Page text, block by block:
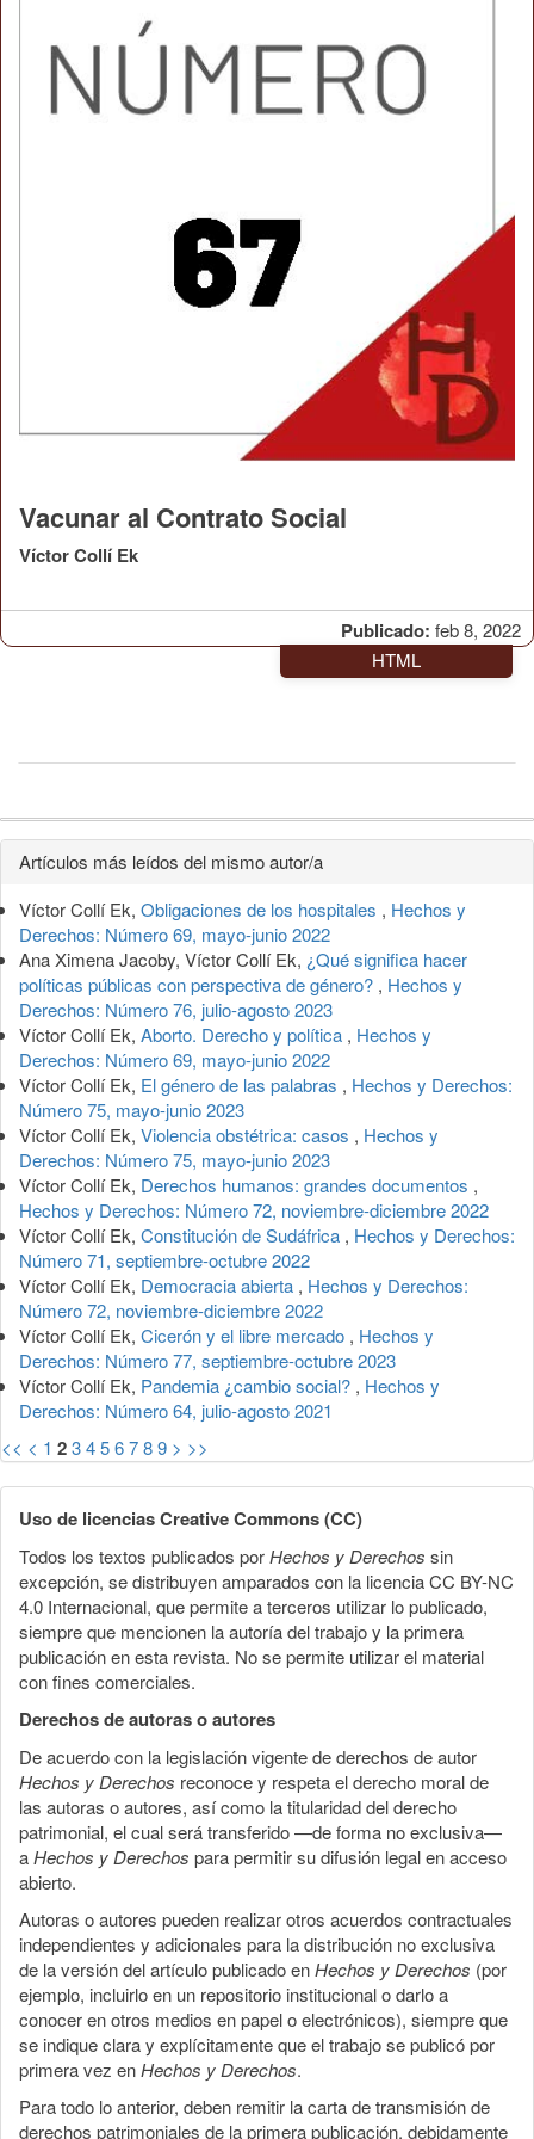
Publicado: feb 8, 2022
Vacunar al Contrato Social
Víctor Collí Ek
HTML
Detalles
del
artículo
Artículos más leídos del mismo autor/a
Víctor Collí Ek, Obligaciones de los hospitales , Hechos y
Derechos: Número 69, mayo-junio 2022
Ana Ximena Jacoby, Víctor Collí Ek, ¿Qué significa hacer
políticas públicas con perspectiva de género? , Hechos y
Derechos: Número 76, julio-agosto 2023
Víctor Collí Ek, Aborto. Derecho y política , Hechos y
Derechos: Número 69, mayo-junio 2022
Víctor Collí Ek, El género de las palabras , Hechos y Derechos:
Número 75, mayo-junio 2023
Víctor Collí Ek, Violencia obstétrica: casos , Hechos y
Derechos: Número 75, mayo-junio 2023
Víctor Collí Ek, Derechos humanos: grandes documentos ,
Hechos y Derechos: Número 72, noviembre-diciembre 2022
Víctor Collí Ek, Constitución de Sudáfrica , Hechos y Derechos:
Número 71, septiembre-octubre 2022
Víctor Collí Ek, Democracia abierta , Hechos y Derechos:
Número 72, noviembre-diciembre 2022
Víctor Collí Ek, Cicerón y el libre mercado , Hechos y
Derechos: Número 77, septiembre-octubre 2023
Víctor Collí Ek, Pandemia ¿cambio social? , Hechos y
Derechos: Número 64, julio-agosto 2021
<< < 1 23456789 > >>
Uso de licencias Creative Commons (CC)
Todos los textos publicados porHechos y Derechos sin
excepción, se distribuyen amparados con la licencia CC BY-NC
4.0 Internacional, que permite a terceros utilizar lo publicado,
siempre que mencionen la autoría del trabajo y la primera
publicación en esta revista. No se permite utilizar el material
con fines comerciales.
Derechos de autoras o autores
De acuerdo con la legislación vigente de derechos de autor
Hechos y Derechos reconoce y respeta el derecho moral de
las autoras o autores, así como la titularidad del derecho
patrimonial, el cual será transferido —de forma no exclusiva—
aHechos y Derechos para permitir su difusión legal en acceso
abierto.
Autoras o autores pueden realizar otros acuerdos contractuales
independientes y adicionales para la distribución no exclusiva
de la versión del artículo publicado enHechos y Derechos (por
ejemplo, incluirlo en un repositorio institucional o darlo a
conocer en otros medios en papel o electrónicos), siempre que
se indique clara y explícitamente que el trabajo se publicó por
primera vez enHechos y Derechos.
Para todo lo anterior, deben remitir la carta de transmisión de
derechos patrimoniales de la primera publicación, debidamente